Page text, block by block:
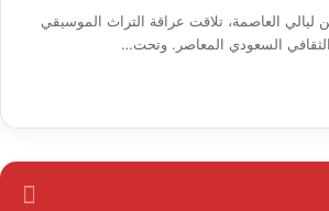
ليالي العاصمة، تلاقت عراقة التراث الموسيقي
السعودي المعاصر. وتحت…